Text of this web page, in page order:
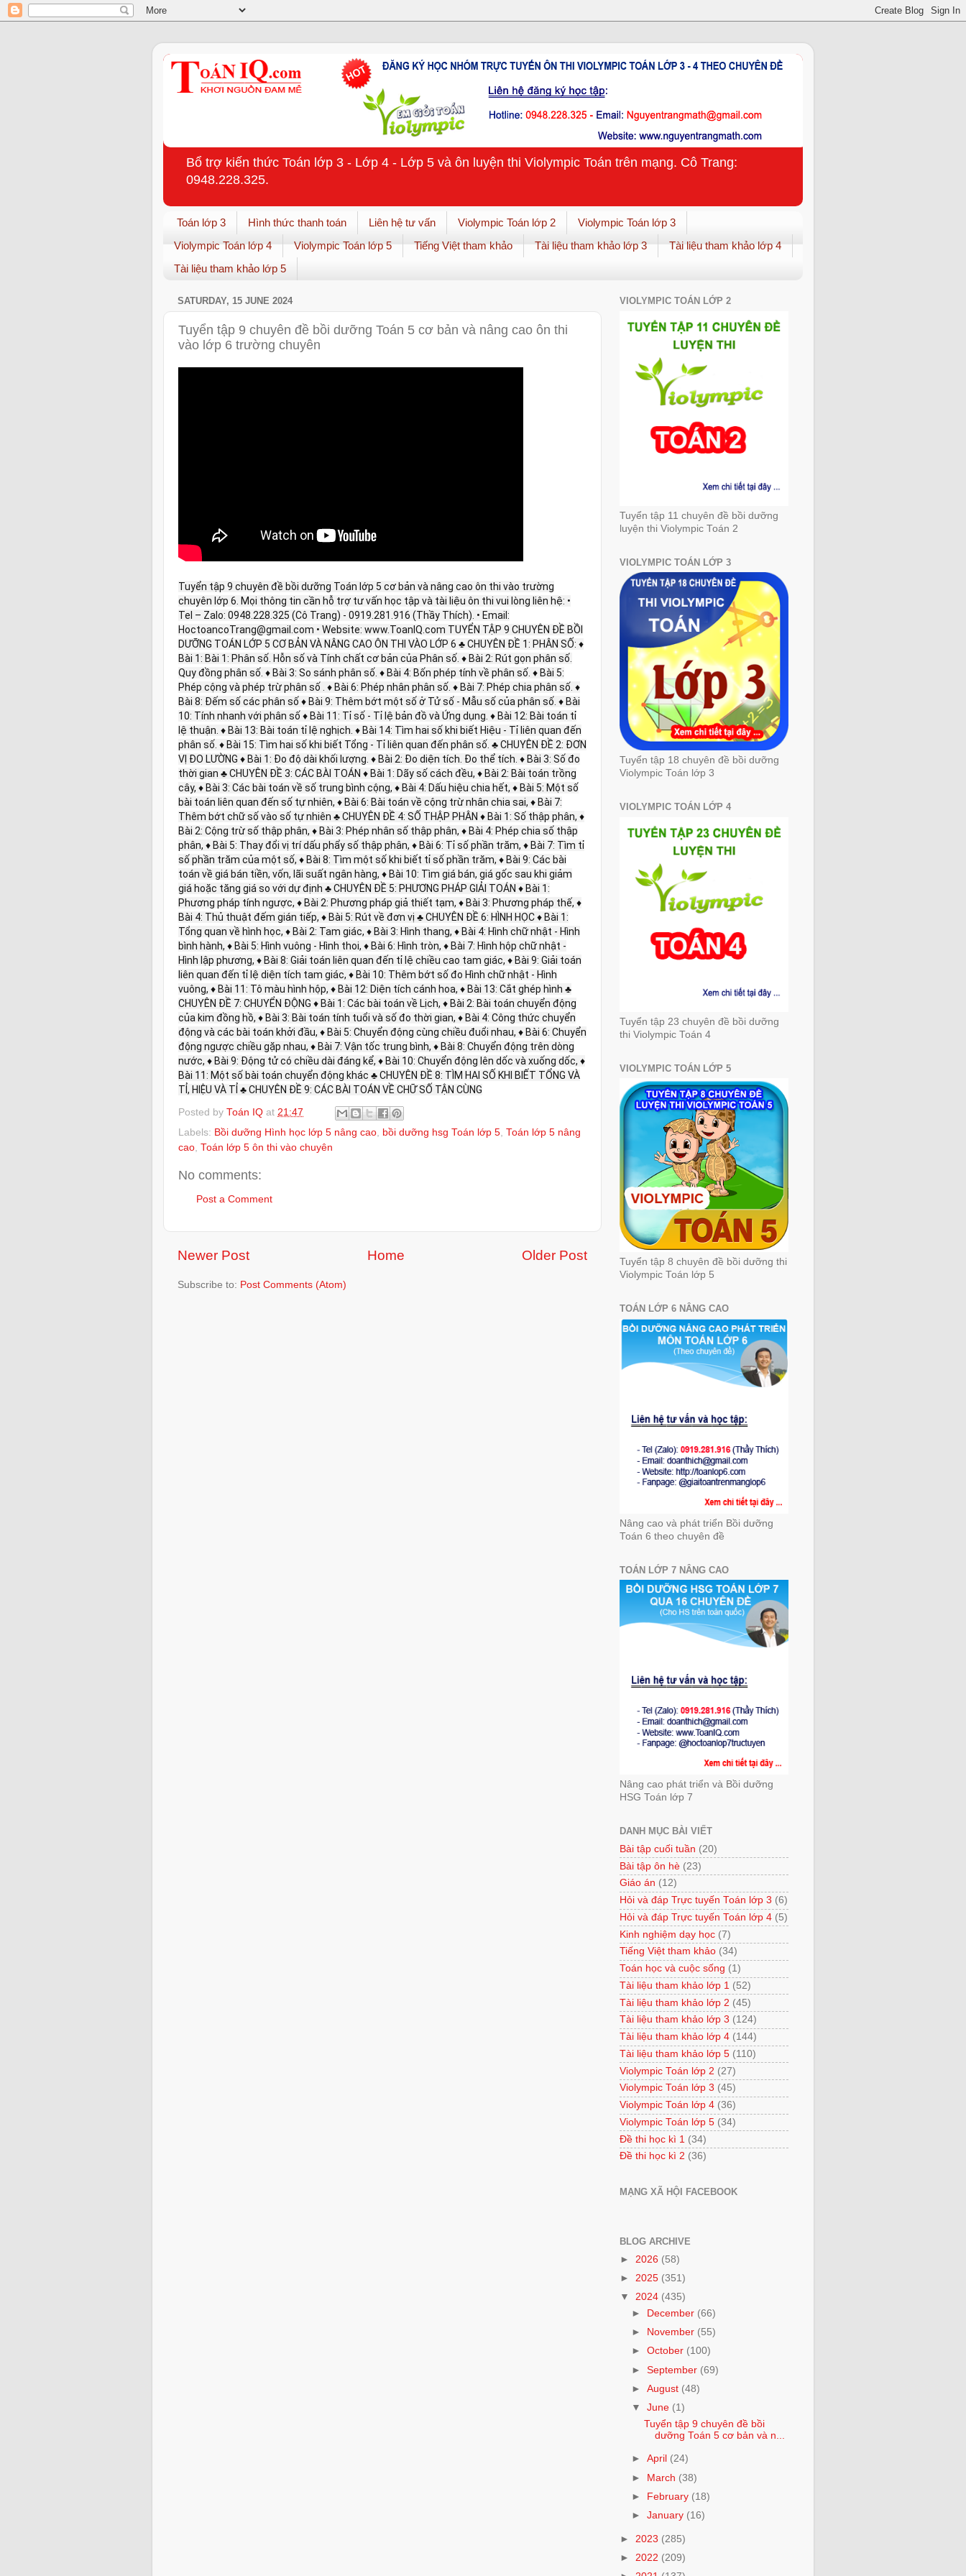
Bổ trợ kiến thức Toán lớp 3 - Lớp 4 - Lớp 5 và ôn luyện thi Violympic Toán trên mạng. Cô Trang:
0948.228.325.
Toán lớp 3 Hình thức thanh toán Liên hệ tư vấn Violympic Toán lớp 2
Violympic Toán lớp 3
Violympic Toán lớp 4
Violympic Toán lớp 5 Tiếng Việt tham khảo Tài liệu tham khảo lớp 3
Tài liệu tham khảo lớp 4
Tài liệu tham khảo lớp 5
SATURDAY, 15 JUNE 2024
Tuyển tập 9 chuyên đề bồi dưỡng Toán 5 cơ bản và nâng cao ôn thi
vào lớp 6 trường chuyên
Tuyển tập 9 chuyên đề bồi dưỡng Toán lớp 5 cơ bản và nâng cao ôn thi vào trường
chuyên lớp 6. Mọi thông tin cần hỗ trợ tư vấn học tập và tài liệu ôn thi vui lòng liên hệ: •
Tel – Zalo: 0948.228.325 (Cô Trang) - 0919.281.916 (Thầy Thích). • Email:
HoctoancoTrang@gmail.com • Website: www.ToanIQ.com TUYỂN TẬP 9 CHUYÊN ĐỀ BỒI
DƯỠNG TOÁN LỚP 5 CƠ BẢN VÀ NÂNG CAO ÔN THI VÀO LỚP 6 ♣ CHUYÊN ĐỀ 1: PHÂN SỐ: ♦
Bài 1: Bài 1: Phân số. Hỗn số và Tính chất cơ bản của Phân số. ♦ Bài 2: Rút gọn phân số.
Quy đồng phân số. ♦ Bài 3: So sánh phân số. ♦ Bài 4: Bốn phép tính về phân số. ♦ Bài 5:
Phép cộng và phép trừ phân số . ♦ Bài 6: Phép nhân phân số. ♦ Bài 7: Phép chia phân số. ♦
Bài 8: Đếm số các phân số ♦ Bài 9: Thêm bớt một số ở Tử số - Mẫu số của phân số. ♦ Bài
10: Tính nhanh với phân số ♦ Bài 11: Tỉ số - Tỉ lệ bản đồ và Ứng dụng. ♦ Bài 12: Bài toán tỉ
lệ thuận. ♦ Bài 13: Bài toán tỉ lệ nghịch. ♦ Bài 14: Tìm hai số khi biết Hiệu - Tỉ liên quan đến
phân số. ♦ Bài 15: Tìm hai số khi biết Tổng - Tỉ liên quan đến phân số. ♣ CHUYÊN ĐỀ 2: ĐƠN
VỊ ĐO LƯỜNG ♦ Bài 1: Đo độ dài khối lượng. ♦ Bài 2: Đo diện tích. Đo thể tích. ♦ Bài 3: Số đo
thời gian ♣ CHUYÊN ĐỀ 3: CÁC BÀI TOÁN ♦ Bài 1: Dãy số cách đều, ♦ Bài 2: Bài toán trồng
cây, ♦ Bài 3: Các bài toán về số trung bình cộng, ♦ Bài 4: Dấu hiệu chia hết, ♦ Bài 5: Một số
bài toán liên quan đến số tự nhiên, ♦ Bài 6: Bài toán về cộng trừ nhân chia sai, ♦ Bài 7:
Thêm bớt chữ số vào số tự nhiên ♣ CHUYÊN ĐỀ 4: SỐ THẬP PHÂN ♦ Bài 1: Số thập phân, ♦
Bài 2: Cộng trừ số thập phân, ♦ Bài 3: Phép nhân số thập phân, ♦ Bài 4: Phép chia số thập
phân, ♦ Bài 5: Thay đổi vị trí dấu phẩy số thập phân, ♦ Bài 6: Tỉ số phần trăm, ♦ Bài 7: Tìm tỉ
số phần trăm của một số, ♦ Bài 8: Tìm một số khi biết tỉ số phần trăm, ♦ Bài 9: Các bài
toán về giá bán tiền, vốn, lãi suất ngân hàng, ♦ Bài 10: Tìm giá bán, giá gốc sau khi giảm
giá hoặc tăng giá so với dự định ♣ CHUYÊN ĐỀ 5: PHƯƠNG PHÁP GIẢI TOÁN ♦ Bài 1:
Phương pháp tính ngược, ♦ Bài 2: Phương pháp giả thiết tạm, ♦ Bài 3: Phương pháp thế, ♦
Bài 4: Thủ thuật đếm gián tiếp, ♦ Bài 5: Rút về đơn vị ♣ CHUYÊN ĐỀ 6: HÌNH HỌC ♦ Bài 1:
Tổng quan về hình học, ♦ Bài 2: Tam giác, ♦ Bài 3: Hình thang, ♦ Bài 4: Hình chữ nhật - Hình
bình hành, ♦ Bài 5: Hình vuông - Hình thoi, ♦ Bài 6: Hình tròn, ♦ Bài 7: Hình hộp chữ nhật -
Hình lập phương, ♦ Bài 8: Giải toán liên quan đến tỉ lệ chiều cao tam giác, ♦ Bài 9: Giải toán
liên quan đến tỉ lệ diện tích tam giác, ♦ Bài 10: Thêm bớt số đo Hình chữ nhật - Hình
vuông, ♦ Bài 11: Tô màu hình hộp, ♦ Bài 12: Diện tích cánh hoa, ♦ Bài 13: Cắt ghép hình ♣
CHUYÊN ĐỀ 7: CHUYỂN ĐỘNG ♦ Bài 1: Các bài toán về Lịch, ♦ Bài 2: Bài toán chuyển động
của kim đồng hồ, ♦ Bài 3: Bài toán tính tuổi và số đo thời gian, ♦ Bài 4: Công thức chuyển
động và các bài toán khởi đầu, ♦ Bài 5: Chuyển động cùng chiều đuổi nhau, ♦ Bài 6: Chuyển
động ngược chiều gặp nhau, ♦ Bài 7: Vận tốc trung bình, ♦ Bài 8: Chuyển động trên dòng
nước, ♦ Bài 9: Động tử có chiều dài đáng kể, ♦ Bài 10: Chuyển động lên dốc và xuống dốc, ♦
Bài 11: Một số bài toán chuyển động khác ♣ CHUYÊN ĐỀ 8: TÌM HAI SỐ KHI BIẾT TỔNG VÀ
TỈ, HIỆU VÀ TỈ ♣ CHUYÊN ĐỀ 9: CÁC BÀI TOÁN VỀ CHỮ SỐ TẬN CÙNG
Posted by Toán IQ at 21:47
Labels: Bồi dưỡng Hình học lớp 5 nâng cao, bồi dưỡng hsg Toán lớp 5, Toán lớp 5 nâng
cao, Toán lớp 5 ôn thi vào chuyên
No comments:
Post a Comment
Newer Post Older Post
Home
Subscribe to: Post Comments (Atom)
VIOLYMPIC TOÁN LỚP 2
Tuyển tập 11 chuyên đề bồi dưỡng
luyện thi Violympic Toán 2
VIOLYMPIC TOÁN LỚP 3
Tuyển tập 18 chuyên đề bồi dưỡng
Violympic Toán lớp 3
VIOLYMPIC TOÁN LỚP 4
Tuyển tập 23 chuyên đề bồi dưỡng
thi Violympic Toán 4
VIOLYMPIC TOÁN LỚP 5
Tuyển tập 8 chuyên đề bồi dưỡng thi
Violympic Toán lớp 5
TOÁN LỚP 6 NÂNG CAO
Nâng cao và phát triển Bồi dưỡng
Toán 6 theo chuyên đề
TOÁN LỚP 7 NÂNG CAO
Nâng cao phát triển và Bồi dưỡng
HSG Toán lớp 7
DANH MỤC BÀI VIẾT
Bài tập cuối tuần (20)
Bài tập ôn hè (23)
Giáo án (12)
Hỏi và đáp Trực tuyến Toán lớp 3 (6)
Hỏi và đáp Trực tuyến Toán lớp 4 (5)
Kinh nghiệm dạy học (7)
Tiếng Việt tham khảo (34)
Toán học và cuộc sống (1)
Tài liệu tham khảo lớp 1 (52)
Tài liệu tham khảo lớp 2 (45)
Tài liệu tham khảo lớp 3 (124)
Tài liệu tham khảo lớp 4 (144)
Tài liệu tham khảo lớp 5 (110)
Violympic Toán lớp 2 (27)
Violympic Toán lớp 3 (45)
Violympic Toán lớp 4 (36)
Violympic Toán lớp 5 (34)
Đề thi học kì 1 (34)
Đề thi học kì 2 (36)
MẠNG XÃ HỘI FACEBOOK
BLOG ARCHIVE
► 2026 (58)
► 2025 (351)
▼ 2024 (435)
►
December (66)
►
November (55)
►October (100)
►September (69)
►August (48)
▼June (1)
Tuyển tập 9 chuyên đề bồi
dưỡng Toán 5 cơ bản và n...
►April (24)
► March (38)
► February (18)
►January (16)
► 2023 (285)
► 2022 (209)